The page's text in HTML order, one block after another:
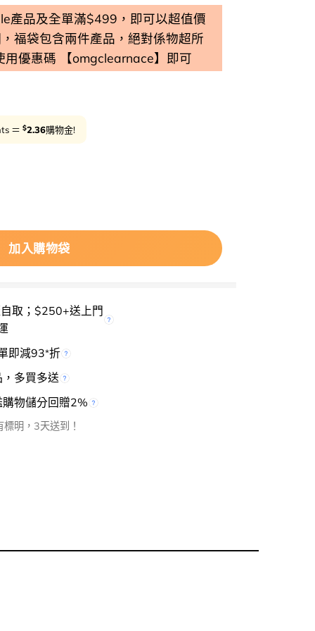
產品及全單滿$499，即可以超值價
福袋包含兩件產品，絕對係物超所
用優惠碼 【omgclearnace】即可
＝ $2.36購物金!
肌~Anua Heartleaf Pore Cleansing Oil MILD 魚腥草溶解
加入購物袋
取；$250+送上門
即減93*折
多買多送
物儲分回贈2%
明，3天送到！